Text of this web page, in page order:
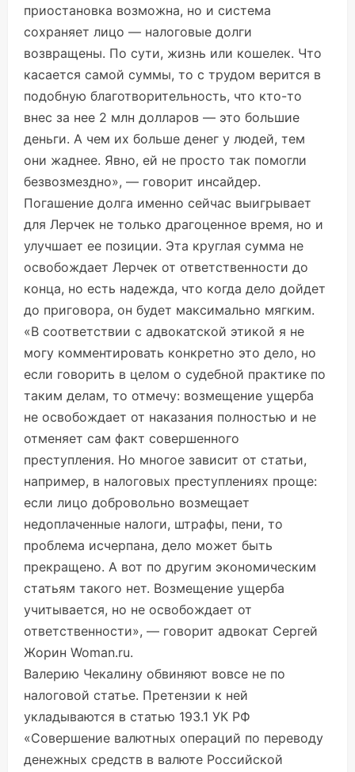
приостановка возможна, но и система
сохраняет лицо — налоговые долги
возвращены. По сути, жизнь или кошелек. Что
касается самой суммы, то с трудом верится в
подобную благотворительность, что кто-то
внес за нее 2 млн долларов — это большие
деньги. А чем их больше денег у людей, тем
они жаднее. Явно, ей не просто так помогли
безвозмездно», — говорит инсайдер.
Погашение долга именно сейчас выигрывает
для Лерчек не только драгоценное время, но и
улучшает ее позиции. Эта круглая сумма не
освобождает Лерчек от ответственности до
конца, но есть надежда, что когда дело дойдет
до приговора, он будет максимально мягким.
«В соответствии с адвокатской этикой я не
могу комментировать конкретно это дело, но
если говорить в целом о судебной практике по
таким делам, то отмечу: возмещение ущерба
не освобождает от наказания полностью и не
отменяет сам факт совершенного
преступления. Но многое зависит от статьи,
например, в налоговых преступлениях проще:
если лицо добровольно возмещает
недоплаченные налоги, штрафы, пени, то
проблема исчерпана, дело может быть
прекращено. А вот по другим экономическим
статьям такого нет. Возмещение ущерба
учитывается, но не освобождает от
ответственности», — говорит адвокат Сергей
Жорин Woman.ru.
Валерию Чекалину обвиняют вовсе не по
налоговой статье. Претензии к ней
укладываются в статью 193.1 УК РФ
«Совершение валютных операций по переводу
денежных средств в валюте Российской